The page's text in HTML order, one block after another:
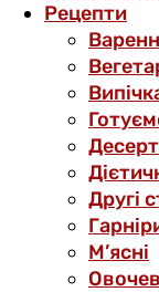
Рецепти
Другі
М’ясні